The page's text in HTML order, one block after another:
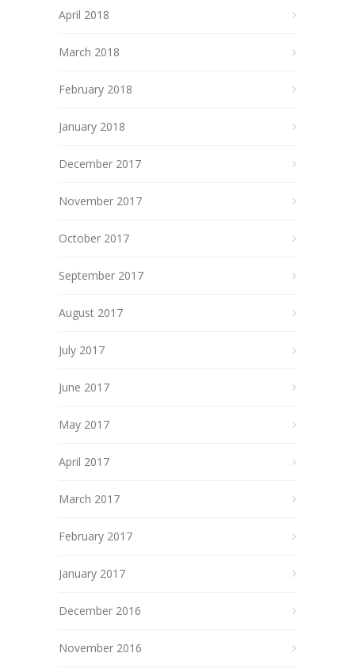
April 2018
March 2018
February 2018
January 2018
December 2017
November 2017
October 2017
September 2017
August 2017
July 2017
June 2017
May 2017
April 2017
March 2017
February 2017
January 2017
December 2016
November 2016